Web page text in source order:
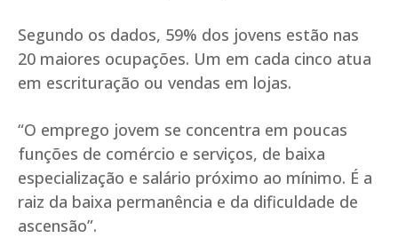
Segundo os dados, 59% dos jovens estão nas
20 maiores ocupações. Um em cada cinco atua
em escrituração ou vendas em lojas.
“O emprego jovem se concentra em poucas
funções de comércio e serviços, de baixa
especialização e salário próximo ao mínimo. É a
raiz da baixa permanência e da dificuldade de
ascensão”.